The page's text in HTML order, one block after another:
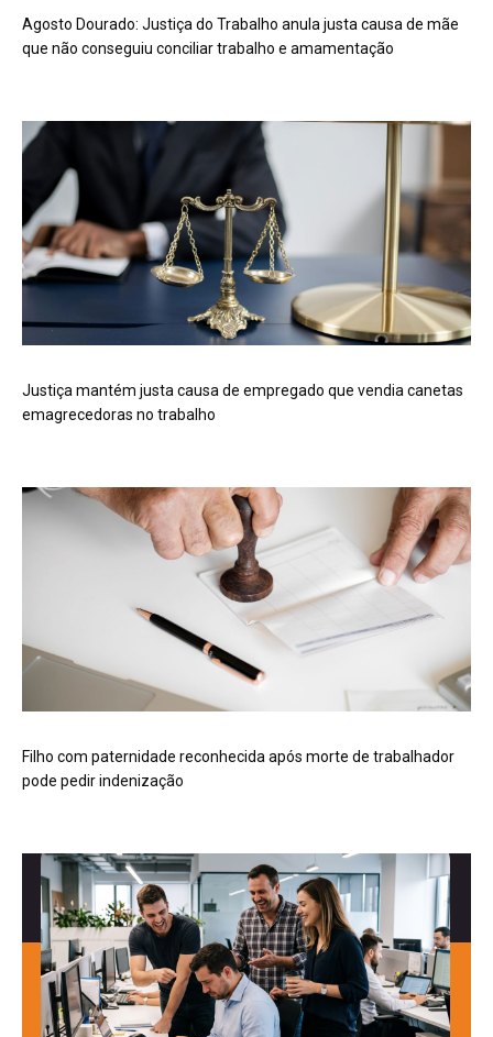
Agosto Dourado: Justiça do Trabalho anula justa causa de mãe
que não conseguiu conciliar trabalho e amamentação
Justiça mantém justa causa de empregado que vendia canetas
emagrecedoras no trabalho
Filho com paternidade reconhecida após morte de trabalhador
pode pedir indenização